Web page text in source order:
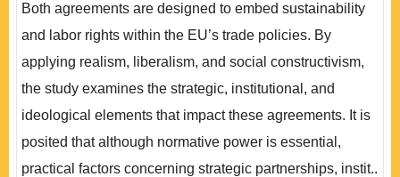
Both agreements are designed to embed sustainability
and labor rights within the EU’s trade policies. By
applying realism, liberalism, and social constructivism,
the study examines the strategic, institutional, and
ideological elements that impact these agreements. It is
posited that although normative power is essential,
practical factors concerning strategic partnerships, instit..